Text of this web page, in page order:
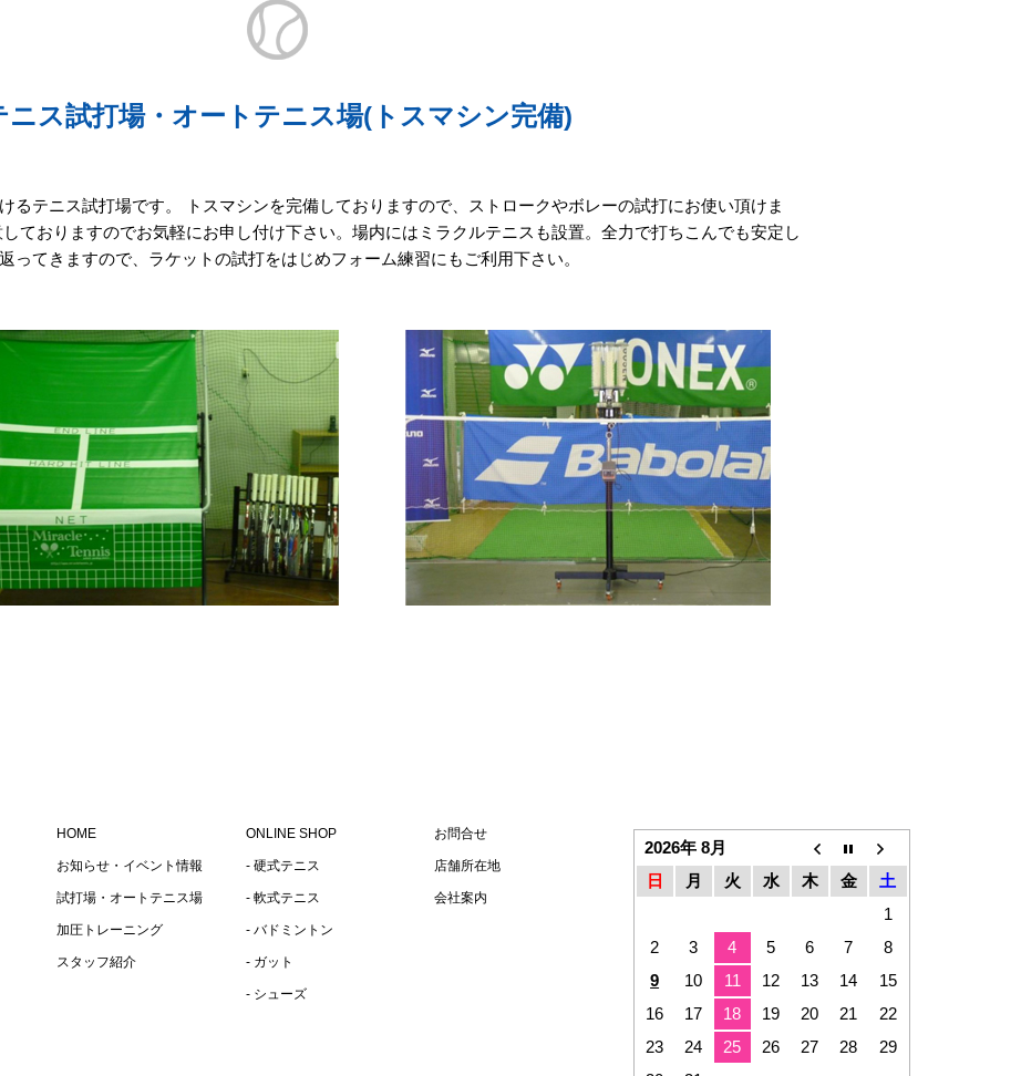
ニス試打場・オートテニス場(トスマシン完備)
るテニス試打場です。 トスマシンを完備しておりますので、ストロークやボレーの試打にお使い頂けま
ておりますのでお気軽にお申し付け下さい。場内にはミラクルテニスも設置。全力で打ちこんでも安定し
ってきますので、ラケットの試打をはじめフォーム練習にもご利用下さい。
HOME
お知らせ・イベント情報
試打場・オートテニス場
加圧トレーニング
スタッフ紹介
ONLINE SHOP
- 硬式テニス
- 軟式テニス
- バドミントン
- ガット
- シューズ
お問合せ
店舗所在地
会社案内
2026年 8月
日
月 火 水 木 金
土
1
2
3 4 5 6 7
8
9
10 11 12 13 14
15
16
17 18 19 20 21
22
23
24 25 26 27 28
29